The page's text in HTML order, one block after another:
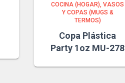
COCINA (HOGAR) VASOS
Y COPAS (MUGS &
TERMOS)
Copa Plástica
Party 1oz MU-278